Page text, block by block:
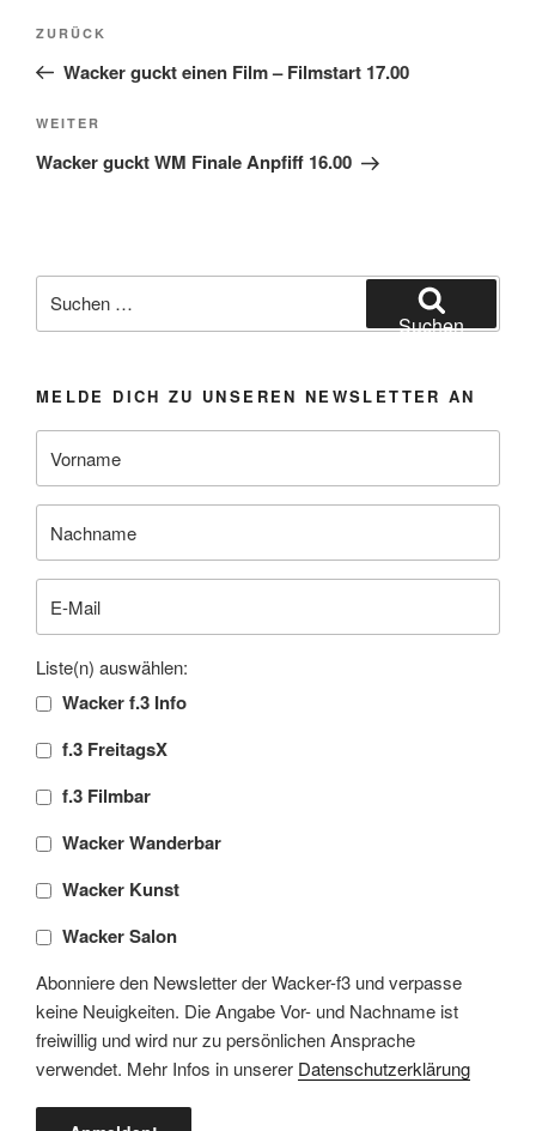
Beitragsnavigation
Vorheriger
Beitrag
ZURÜCK
Wacker guckt einen Film – Filmstart 17.00
Nächster
Beitrag
WEITER
Wacker guckt WM Finale Anpfiff 16.00
nach:
Suchen
MELDE DICH ZU UNSEREN NEWSLETTER AN
Liste(n) auswählen:
Wacker f.3 Info
f.3 FreitagsX
f.3 Filmbar
Wacker Wanderbar
Wacker Kunst
Wacker Salon
Abonniere den Newsletter der Wacker-f3 und verpasse
keine Neuigkeiten. Die Angabe Vor- und Nachname ist
freiwillig und wird nur zu persönlichen Ansprache
verwendet. Mehr Infos in unserer Datenschutzerklärung